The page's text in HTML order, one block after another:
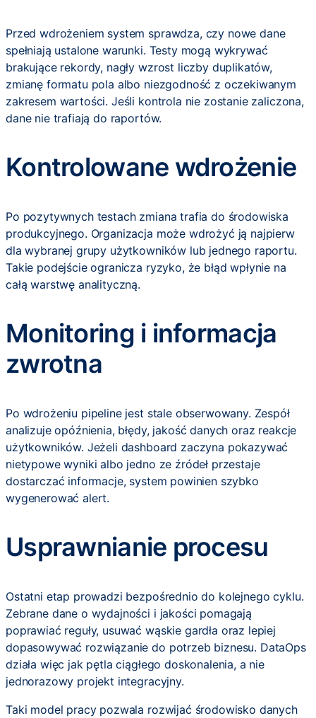
Przed wdrożeniem system sprawdza, czy nowe dane
spełniają ustalone warunki. Testy mogą wykrywać
brakujące rekordy, nagły wzrost liczby duplikatów,
zmianę formatu pola albo niezgodność z oczekiwanym
zakresem wartości. Jeśli kontrola nie zostanie zaliczona,
dane nie trafiają do raportów.
Kontrolowane wdrożenie
Po pozytywnych testach zmiana trafia do środowiska
produkcyjnego. Organizacja może wdrożyć ją najpierw
dla wybranej grupy użytkowników lub jednego raportu.
Takie podejście ogranicza ryzyko, że błąd wpłynie na
całą warstwę analityczną.
Monitoring i informacja
zwrotna
Po wdrożeniu pipeline jest stale obserwowany. Zespół
analizuje opóźnienia, błędy, jakość danych oraz reakcje
użytkowników. Jeżeli dashboard zaczyna pokazywać
nietypowe wyniki albo jedno ze źródeł przestaje
dostarczać informacje, system powinien szybko
wygenerować alert.
Usprawnianie procesu
Ostatni etap prowadzi bezpośrednio do kolejnego cyklu.
Zebrane dane o wydajności i jakości pomagają
poprawiać reguły, usuwać wąskie gardła oraz lepiej
dopasowywać rozwiązanie do potrzeb biznesu. DataOps
działa więc jak pętla ciągłego doskonalenia, a nie
jednorazowy projekt integracyjny.
Taki model pracy pozwala rozwijać środowisko danych